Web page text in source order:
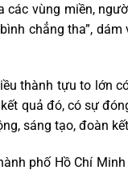
vùng miền,
chẳng tha”,
thành tựu to lớn
quả đó, có sự
sáng tạo, đoàn
phố Hồ Chí